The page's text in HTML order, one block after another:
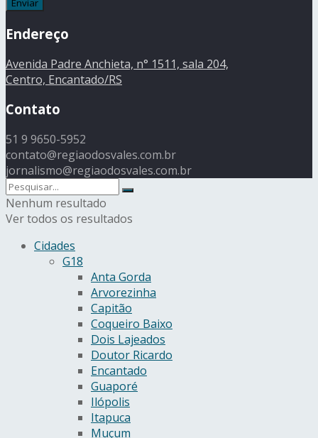
Endereço
Avenida Padre Anchieta, n° 1511, sala 204,
Centro, Encantado/RS
Contato
51 9 9650-5952
contato@regiaodosvales.com.br
jornalismo@regiaodosvales.com.br
Nenhum resultado
Ver todos os resultados
Cidades
G18
Anta Gorda
Arvorezinha
Capitão
Coqueiro Baixo
Dois Lajeados
Doutor Ricardo
Encantado
Guaporé
Ilópolis
Itapuca
Muçum